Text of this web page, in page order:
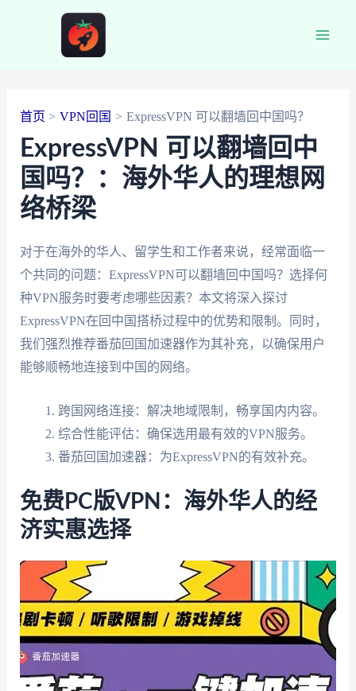
首页 VPN回国 ExpressVPN 可以翻墙回中国吗？
ExpressVPN 可以翻墙回中
国吗？：海外华人的理想网
络桥梁
对于在海外的华人、留学生和工作者来说，经常面临一
个共同的问题：ExpressVPN可以翻墙回中国吗？选择何
种VPN服务时要考虑哪些因素？本文将深入探讨
ExpressVPN在回中国搭桥过程中的优势和限制。同时，
我们强烈推荐番茄回国加速器作为其补充，以确保用户
能够顺畅地连接到中国的网络。
跨国网络连接：解决地域限制，畅享国内内容。
综合性能评估：确保选用最有效的VPN服务。
番茄回国加速器：为ExpressVPN的有效补充。
免费PC版VPN：海外华人的经
济实惠选择